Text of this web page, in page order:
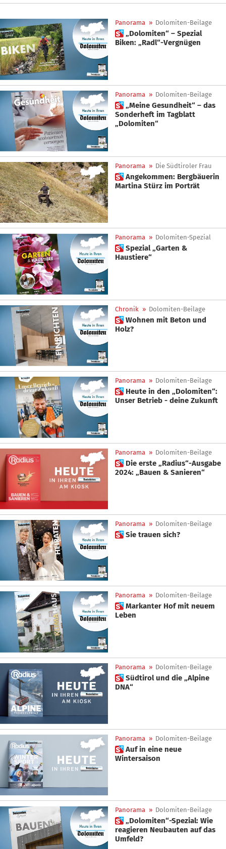
Panorama » Dolomiten-Beilage
 „Dolomiten“ – Spezial
Biken: „Radl“-Vergnügen
Panorama » Dolomiten-Beilage
 „Meine Gesundheit“ – das
Sonderheft im Tagblatt
„Dolomiten“
Panorama » Die Südtiroler Frau
 Angekommen: Bergbäuerin
Martina Stürz im Porträt
Panorama » Dolomiten-Spezial
 Spezial „Garten &
Haustiere“
Chronik » Dolomiten-Beilage
 Wohnen mit Beton und
Holz?
Panorama » Dolomiten-Beilage
 Heute in den „Dolomiten“:
Unser Betrieb - deine Zukunft
Panorama » Dolomiten-Beilage
 Die erste „Radius“-Ausgabe
2024: „Bauen & Sanieren“
Panorama » Dolomiten-Beilage
 Sie trauen sich?
Panorama » Dolomiten-Beilage
 Markanter Hof mit neuem
Leben
Panorama » Dolomiten-Beilage
 Südtirol und die „Alpine
DNA“
Panorama » Dolomiten-Beilage
 Auf in eine neue
Wintersaison
Panorama » Dolomiten-Beilage
 „Dolomiten“-Spezial: Wie
reagieren Neubauten auf das
Umfeld?